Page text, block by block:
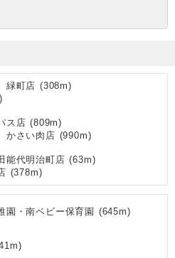
緑町店 (308m)
ス店 (809m)
かさい肉店 (990m)
能代明治町店 (63m)
(378m)
園・南ベビー保育園 (645m)
m)